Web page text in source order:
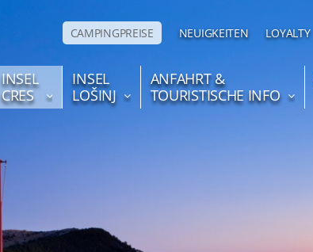
CAMPINGPREISE NEUIGKEITEN LOYALTY
INSEL
CRES
INSEL
LOŠINJ
ANFAHRT &
TOURISTISCHE INFO